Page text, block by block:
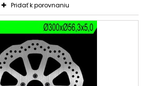
Pridať k porovnaniu